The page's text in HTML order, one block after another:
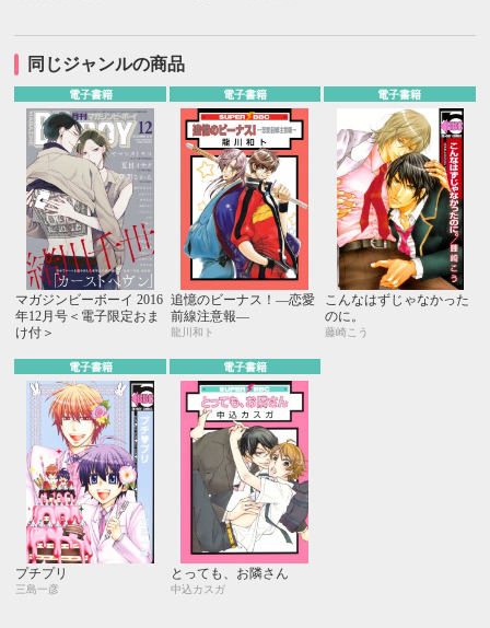
同じジャンルの商品
電子書籍
マガジンビーボーイ 2016
年12月号＜電子限定おま
け付＞
電子書籍
追憶のビーナス！―恋愛
前線注意報―
龍川和ト
電子書籍
こんなはずじゃなかった
のに。
藤崎こう
電子書籍
プチプリ
三島一彦
電子書籍
とっても、お隣さん
中込カスガ